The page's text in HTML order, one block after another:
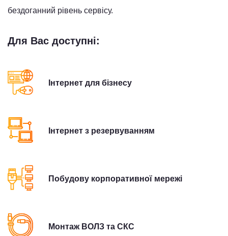
бездоганний рівень сервісу.
Для Вас доступні:
Інтернет для бізнесу
Інтернет з резервуванням
Побудову корпоративної мережі
Монтаж ВОЛЗ та СКС